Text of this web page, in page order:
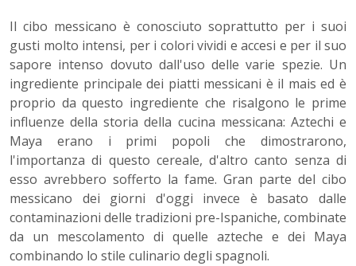
Il cibo messicano è conosciuto soprattutto per i suoi
gusti molto intensi, per i colori vividi e accesi e per il suo
sapore intenso dovuto dall'uso delle varie spezie. Un
ingrediente principale dei piatti messicani è il mais ed è
proprio da questo ingrediente che risalgono le prime
influenze della storia della cucina messicana: Aztechi e
Maya erano i primi popoli che dimostrarono,
l'importanza di questo cereale, d'altro canto senza di
esso avrebbero sofferto la fame. Gran parte del cibo
messicano dei giorni d'oggi invece è basato dalle
contaminazioni delle tradizioni pre-Ispaniche, combinate
da un mescolamento di quelle azteche e dei Maya
combinando lo stile culinario degli spagnoli.